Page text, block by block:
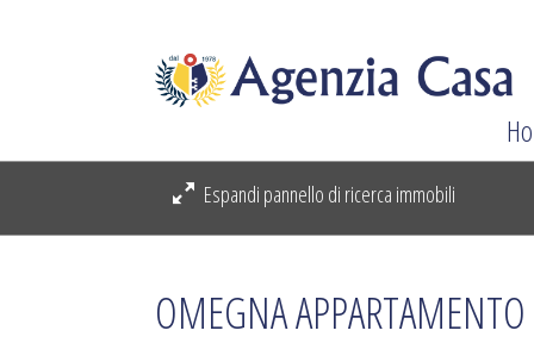
Espandi pannello di ricerca immobili
OMEGNA